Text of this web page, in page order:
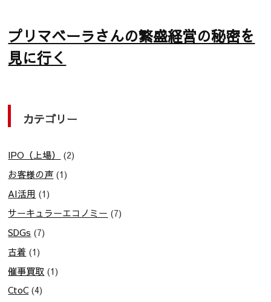
プリマベーラさんの繁盛経営の秘密を
見に行く
カテゴリー
IPO（上場）
(2)
お客様の声(1)
AI活用 (1)
サーキュラーエコノミー (7)
SDGs (7)
古着 (1)
催事買取 (1)
CtoC (4)